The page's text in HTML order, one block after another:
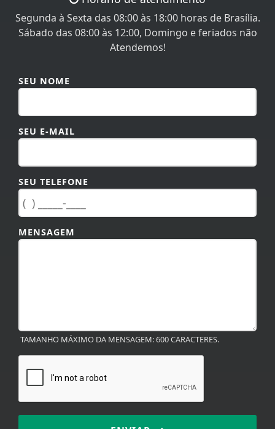
Segunda à Sexta das 08:00 às 18:00 horas de Brasília.
Sábado das 08:00 às 12:00, Domingo e feriados não
Atendemos!
SEU NOME
SEU E-MAIL
SEU TELEFONE
MENSAGEM
TAMANHO MÁXIMO DA MENSAGEM: 600 CARACTERES.